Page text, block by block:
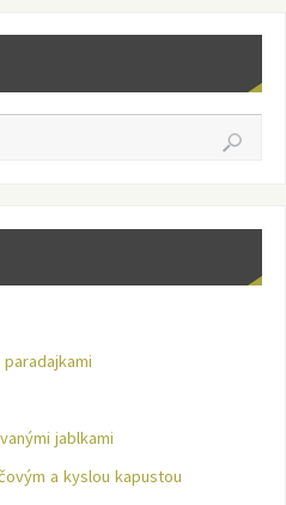
jablkami
a kyslou kapustou